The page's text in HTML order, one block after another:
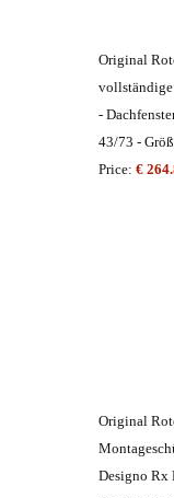
Original
vollständige
-
43/73 -
Price: €
Original
Designo Rx